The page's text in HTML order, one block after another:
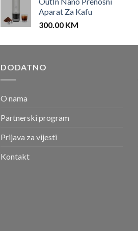
Aparat Za Kafu
300.00 KM
DODATNO
O nama
Partnerski program
Prijava za vijesti
Kontakt